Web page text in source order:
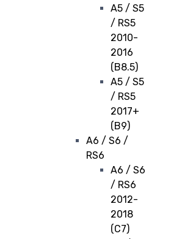
A5 / S5
/ RS5
2010-
2016
(B8.5)
A5 / S5
/ RS5
2017+
(B9)
A6 / S6 /
RS6
A6 / S6
/ RS6
2012-
2018
(C7)